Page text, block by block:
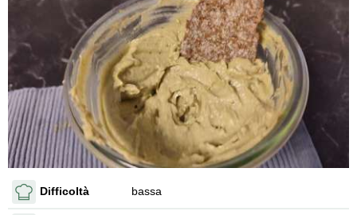
Difficoltà bassa